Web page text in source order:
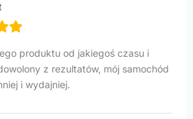
produktu od jakiegoś czasu i
z rezultatów, mój samochód
i wydajniej.